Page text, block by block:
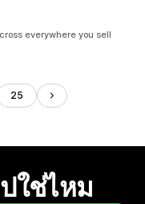
everywhere you sell
25
ใช่ไหม